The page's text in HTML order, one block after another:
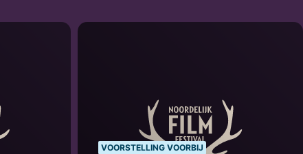
VOORSTELLING VOORBIJ